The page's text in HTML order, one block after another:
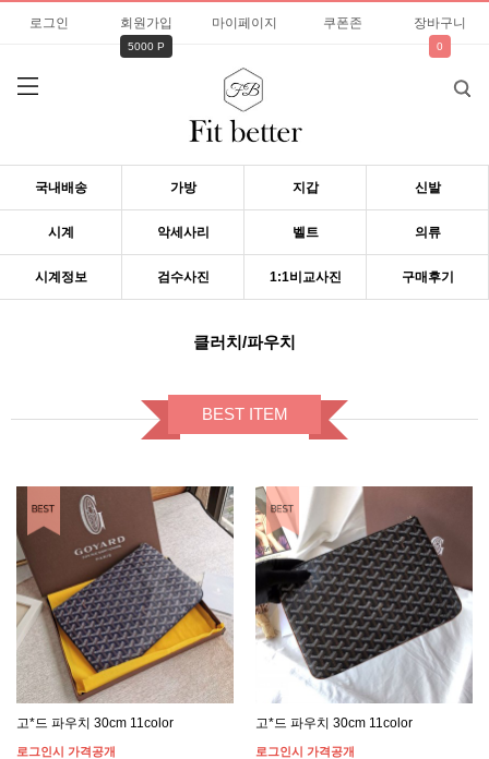
로그인 회원가입
5000 P
마이페이지 쿠폰존 장바구니
0
국내배송 가방 지갑 신발
시계 악세사리 벨트 의류
시계정보 검수사진 1:1비교사진 구매후기
클러치/파우치
BEST ITEM
고*드 파우치 30cm 11color
로그인시 가격공개
고*드 파우치 30cm 11color
로그인시 가격공개